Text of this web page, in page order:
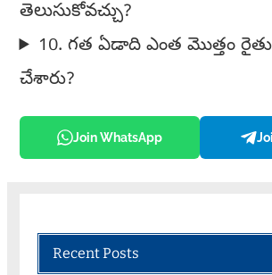
తెలుసుకోవచ్చు?
10. గత ఏడాది ఎంత మొత్తం
చేశారు?
Join WhatsApp
Recent Posts